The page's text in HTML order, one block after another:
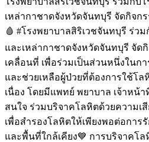
เหล่ากาชาดจังหวัดจันทบุรี จัดกิจก
🩸 #โรงพยาบาลสิริเวชจันทบุรี ร่ว
และเหล่ากาชาดจังหวัดจันทบุรี จัด
เคลื่อนที่ เพื่อร่วมเป็นส่วนหนึ่งในก
และช่วยเหลือผู้ป่วยที่ต้องการใช้โล
เนื่อง โดยมีแพทย์ พยาบาล เจ้าหน้
สนใจ ร่วมบริจาคโลหิตด้วยความเ
เพื่อสำรองโลหิตให้เพียงพอต่อการ
และพื้นที่ใกล้เคียง💙 การบริจาคโ